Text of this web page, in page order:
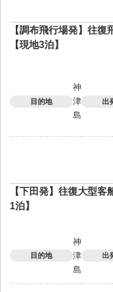
【調布飛行場発】往
【現地3泊】
目的地
神
津
島
出
【下田発】往復大型
1泊】
目的地
神
津
島
出